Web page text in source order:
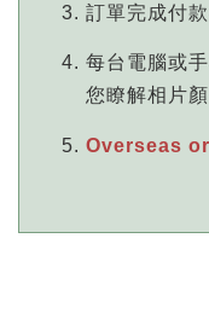
訂單完成付
每台電腦或
您瞭解相片
Overseas